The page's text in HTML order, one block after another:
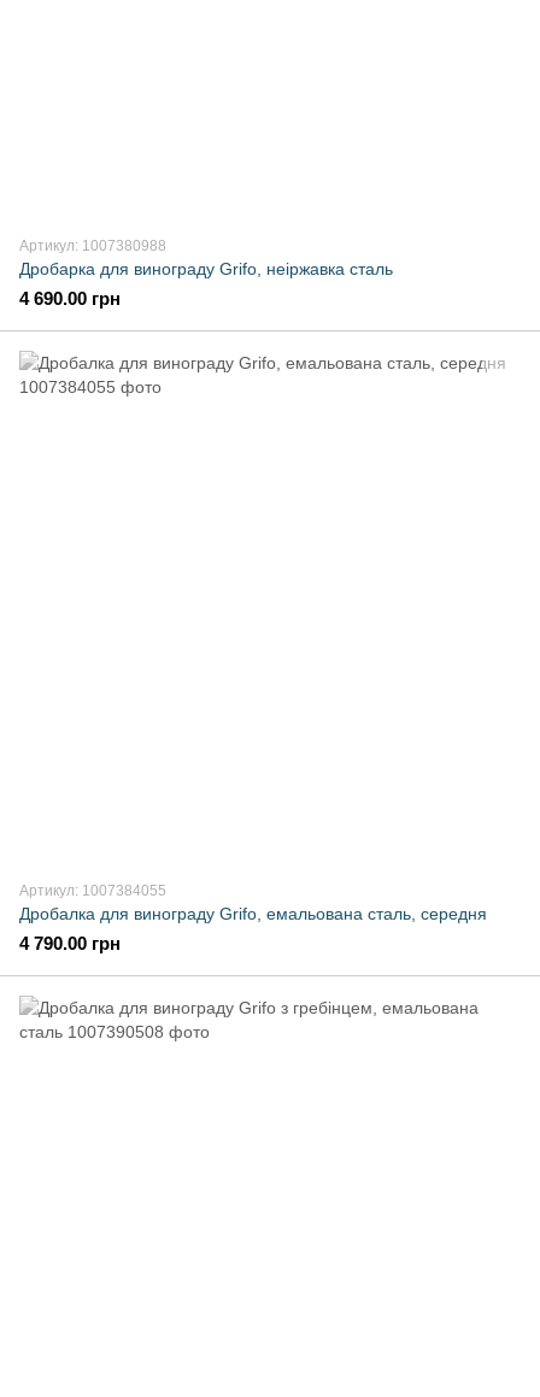
Артикул: 1007380988
Дробарка для винограду Grifo, неіржавка сталь
4 690.00 грн
Артикул: 1007384055
Дробалка для винограду Grifo, емальована сталь, середня
4 790.00 грн